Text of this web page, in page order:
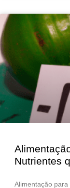
Nutrientes
Alimentação